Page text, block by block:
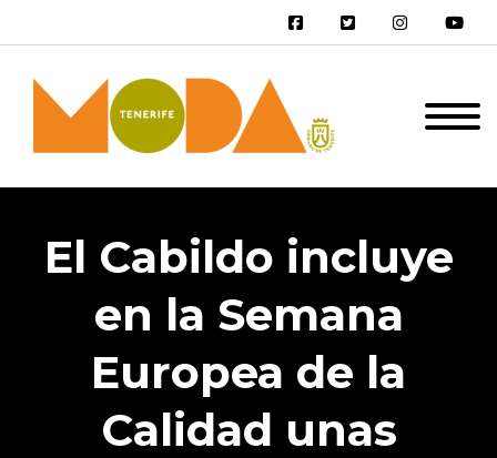
El Cabildo incluye
en la Semana
Europea de la
Calidad unas